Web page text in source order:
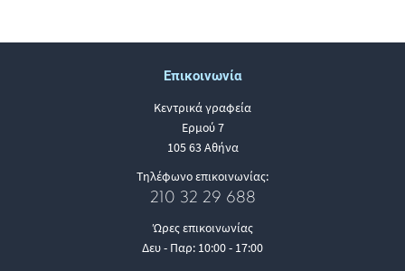
Επικοινωνία
Κεντρικά γραφεία
Ερμού 7
105 63 Αθήνα
Τηλέφωνο επικοινωνίας:
210 32 29 688
Ώρες επικοινωνίας
Δευ - Παρ: 10:00 - 17:00